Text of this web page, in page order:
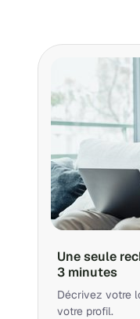
Une seule
3 minutes
Décrivez votre
votre profil.